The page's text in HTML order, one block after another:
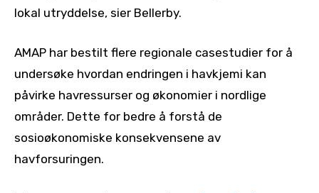
lokal utryddelse, sier Bellerby.
AMAP har bestilt flere regionale casestudier for å
undersøke hvordan endringen i havkjemi kan
påvirke havressurser og økonomier i nordlige
områder. Dette for bedre å forstå de
sosioøkonomiske konsekvensene av
havforsuringen.